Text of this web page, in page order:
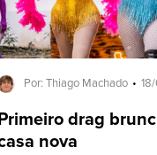
Por: Thiago Machado
drag
nova